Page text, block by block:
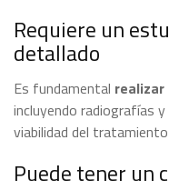
Requiere un
detallado
Es fundamental realizar
incluyendo radiografías
viabilidad del
Puede tener un